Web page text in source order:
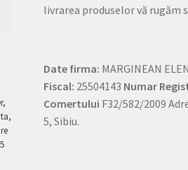
livrarea produselor vă rugăm
Date firma: MARGINEAN
Fiscal: 25504143 Numar
Comertului F32/582/2009
5, Sibiu.